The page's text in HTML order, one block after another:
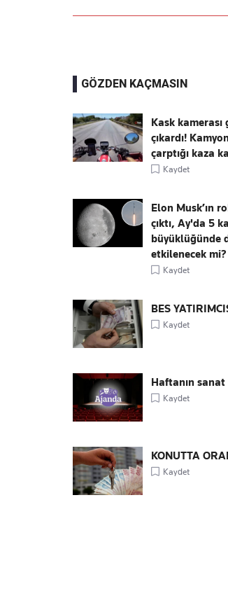
GÖZDEN KAÇMASIN
Kask
çıkardı!
çarptığı kaza
Kaydet
Elon Musk’ın
çıktı, Ay'da 5
büyüklüğünde
etkilenecek mi?
Kaydet
BES
Kaydet
Haftanın sanat
Kaydet
KONUTTA
Kaydet